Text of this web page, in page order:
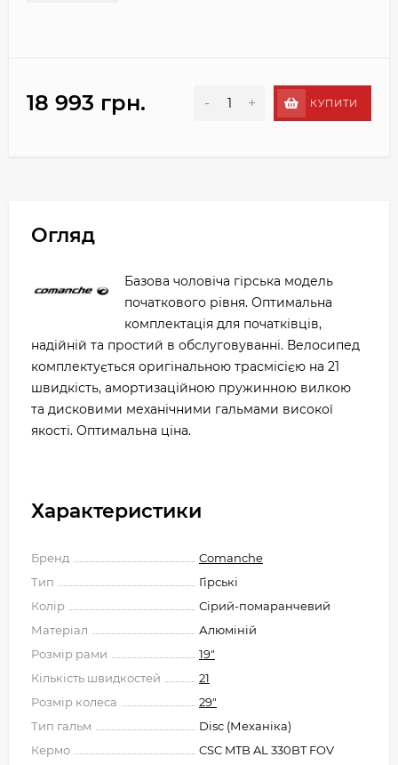
18 993 грн. - + КУПИТИ
Огляд
Базова чоловіча гірська модель
початкового рівня. Оптимальна
комплектація для початківців,
надійній та простий в обслуговуванні. Велосипед
комплектується оригінальною трасмісією на 21
швидкість, амортизаційною пружинною вилкою
та дисковими механічними гальмами високої
якості. Оптимальна ціна.
Характеристики
Бренд
Comanche
Тип
Гірські
Колір
Сірий-помаранчевий
Матеріал
Алюміній
Розмір рами
19"
Кількість швидкостей
21
Розмір колеса
29"
Тип гальм
Disc (Механіка)
Кермо
CSC MTB AL 330BT FOV